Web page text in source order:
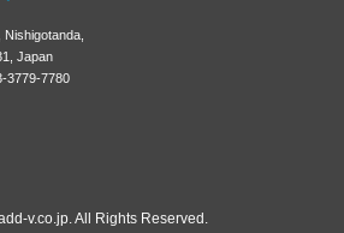
Japan
3779-7780
v.co.jp. All Rights Reserved.